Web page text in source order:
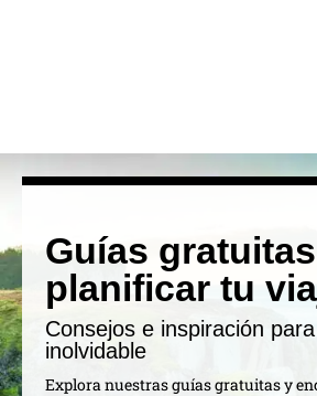
Guías
planificar tu
Consejos e inspiración
inolvidable
Explora nuestras guías gratuitas y